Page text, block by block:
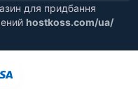
для придбання
hostkoss.com/ua/